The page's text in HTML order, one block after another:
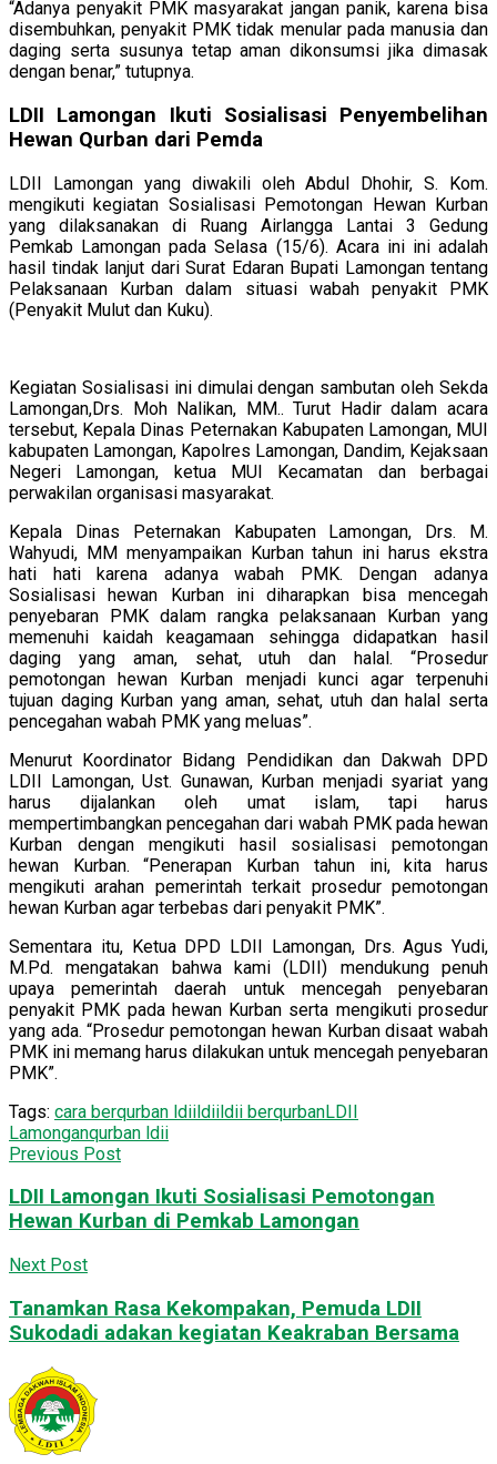
“Adanya penyakit PMK masyarakat jangan panik, karena bisa
disembuhkan, penyakit PMK tidak menular pada manusia dan
daging serta susunya tetap aman dikonsumsi jika dimasak
dengan benar,” tutupnya.
LDII Lamongan Ikuti Sosialisasi Penyembelihan
Hewan Qurban dari Pemda
LDII Lamongan yang diwakili oleh Abdul Dhohir, S. Kom.
mengikuti kegiatan Sosialisasi Pemotongan Hewan Kurban
yang dilaksanakan di Ruang Airlangga Lantai 3 Gedung
Pemkab Lamongan pada Selasa (15/6). Acara ini ini adalah
hasil tindak lanjut dari Surat Edaran Bupati Lamongan tentang
Pelaksanaan Kurban dalam situasi wabah penyakit PMK
(Penyakit Mulut dan Kuku).
Kegiatan Sosialisasi ini dimulai dengan sambutan oleh Sekda
Lamongan,Drs. Moh Nalikan, MM.. Turut Hadir dalam acara
tersebut, Kepala Dinas Peternakan Kabupaten Lamongan, MUI
kabupaten Lamongan, Kapolres Lamongan, Dandim, Kejaksaan
Negeri Lamongan, ketua MUI Kecamatan dan berbagai
perwakilan organisasi masyarakat.
Kepala Dinas Peternakan Kabupaten Lamongan, Drs. M.
Wahyudi, MM menyampaikan Kurban tahun ini harus ekstra
hati hati karena adanya wabah PMK. Dengan adanya
Sosialisasi hewan Kurban ini diharapkan bisa mencegah
penyebaran PMK dalam rangka pelaksanaan Kurban yang
memenuhi kaidah keagamaan sehingga didapatkan hasil
daging yang aman, sehat, utuh dan halal. “Prosedur
pemotongan hewan Kurban menjadi kunci agar terpenuhi
tujuan daging Kurban yang aman, sehat, utuh dan halal serta
pencegahan wabah PMK yang meluas”.
Menurut Koordinator Bidang Pendidikan dan Dakwah DPD
LDII Lamongan, Ust. Gunawan, Kurban menjadi syariat yang
harus dijalankan oleh umat islam, tapi harus
mempertimbangkan pencegahan dari wabah PMK pada hewan
Kurban dengan mengikuti hasil sosialisasi pemotongan
hewan Kurban. “Penerapan Kurban tahun ini, kita harus
mengikuti arahan pemerintah terkait prosedur pemotongan
hewan Kurban agar terbebas dari penyakit PMK”.
Sementara itu, Ketua DPD LDII Lamongan, Drs. Agus Yudi,
M.Pd. mengatakan bahwa kami (LDII) mendukung penuh
upaya pemerintah daerah untuk mencegah penyebaran
penyakit PMK pada hewan Kurban serta mengikuti prosedur
yang ada. “Prosedur pemotongan hewan Kurban disaat wabah
PMK ini memang harus dilakukan untuk mencegah penyebaran
PMK”.
Tags: cara berqurban ldiildiildii berqurbanLDII
Lamonganqurban ldii
Previous Post
LDII Lamongan Ikuti Sosialisasi Pemotongan
Hewan Kurban di Pemkab Lamongan
Next Post
Tanamkan Rasa Kekompakan, Pemuda LDII
Sukodadi adakan kegiatan Keakraban Bersama